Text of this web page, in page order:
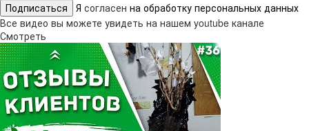
Подписаться Я согласен на обработку персональных данных
Все видео вы можете увидеть на нашем youtube канале
Смотреть